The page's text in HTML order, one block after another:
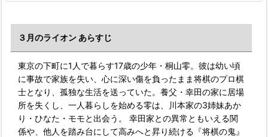
３月のライオン あらすじ
東京の下町に1人で暮らす17歳の少年・桐山零。彼は幼い頃
に事故で家族を失い、心に深い傷を負ったまま将棋のプロ棋
士となり、孤独な生活を送っていた。養父・幸田の家に居場
所を失くし、一人暮らしを始める零は、川本家の3姉妹あか
り・ひなた・モモと出会う。 幸田家との異常ともいえる関
係や、他人を踏み台にして高みへと昇り続ける『将棋の鬼』